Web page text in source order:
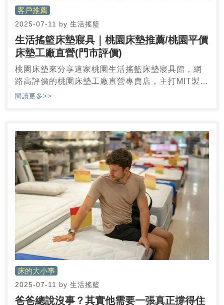
客戶推薦
2025-07-11 by 生活搖籃
生活搖籃床墊寢具｜桃園床墊推薦/桃園平價
床墊工廠直營(門市評價)
桃園床墊來分享這家桃園生活搖籃床墊寢具館，網
路高評價的桃園床墊工廠直營專賣店，主打MIT製造
乳膠獨立筒床墊專賣，生活搖籃床墊用料實在以及
閱讀更多>>
床的大小事
2025-07-11 by 生活搖籃
爸爸總說沒事？其實他需要一張真正撐得住